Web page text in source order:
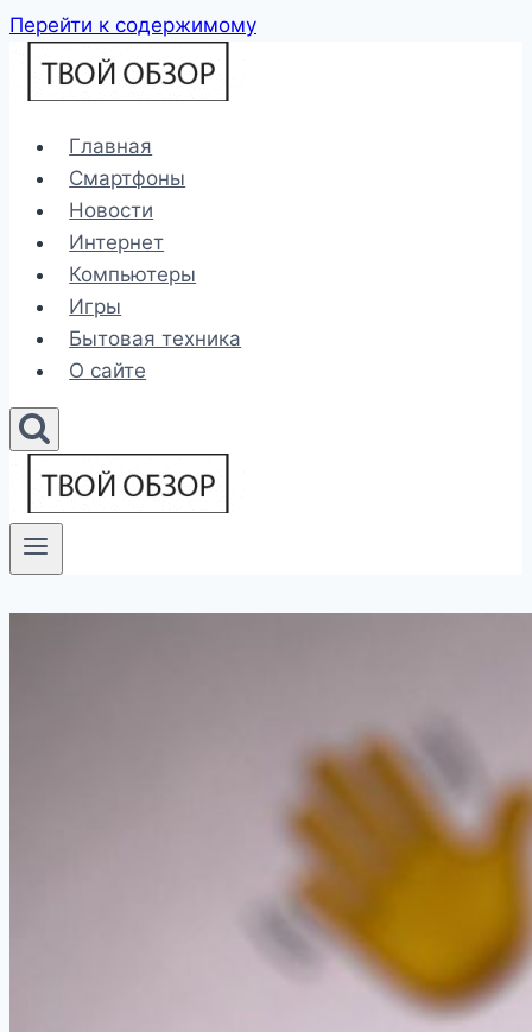
Перейти к содержимому
Главная
Смартфоны
Новости
Интернет
Компьютеры
Игры
Бытовая техника
О сайте